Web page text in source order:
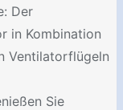
Der
in Kombination
Ventilatorflügeln
Sie